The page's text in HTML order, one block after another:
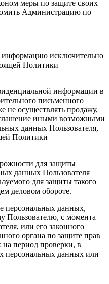
меры по защите своих
Администрацию по
информацию исключительно
Политики
информации в
письменного
не осуществлять продажу,
иными возможными
данных Пользователя,
Политики
для защиты
данных Пользователя
для защиты такого
деловом обороте.
персональных данных,
Пользователю, с момента
или его законного
органа по защите прав
период проверки, в
персональных данных или